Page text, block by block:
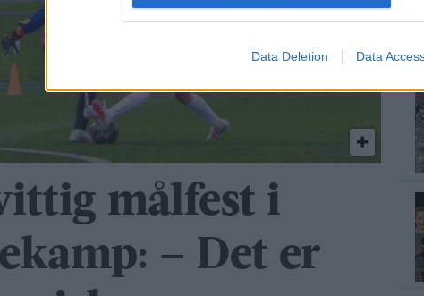
Data Deletion Data
målfest i
– Det er